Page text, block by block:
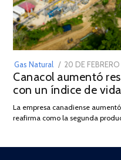
Gas Natural
POSTED
ON
20 DE
Canacol aumentó
con un índice de
La empresa canadiense
reafirma como la segunda